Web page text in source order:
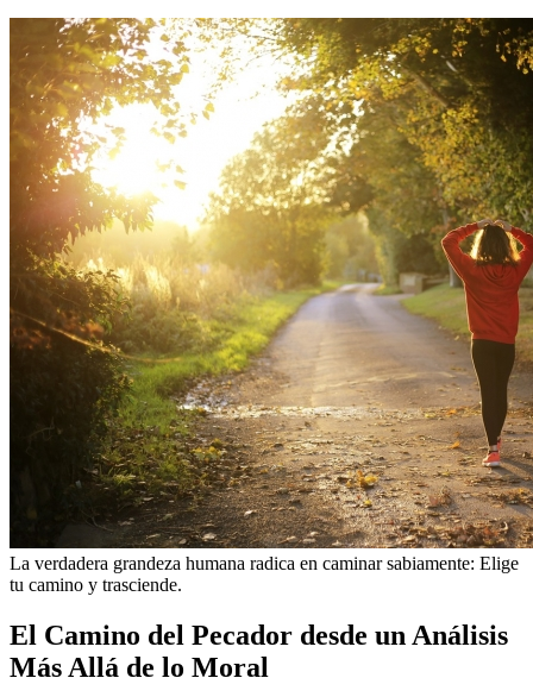
La verdadera grandeza humana radica en caminar sabiamente: Elige
tu camino y trasciende.
El Camino del Pecador desde un Análisis
Más Allá de lo Moral